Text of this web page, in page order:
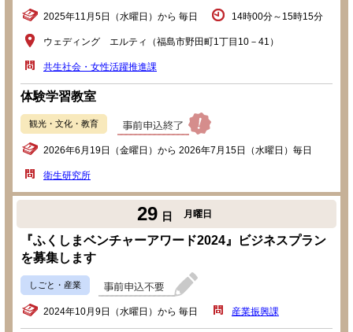
2025年11月5日（水曜日）から 毎日 14時00分～15時15分
ウェディング エルティ（福島市野田町1丁目10－41）
共生社会・女性活躍推進課
体験学習教室
観光・文化・教育
2026年6月19日（金曜日）から 2026年7月15日（水曜日）毎日
衛生研究所
29 日 月曜日
『ふくしまベンチャーアワード2024』ビジネスプラン
を募集します
しごと・産業
2024年10月9日（水曜日）から 毎日 産業振興課